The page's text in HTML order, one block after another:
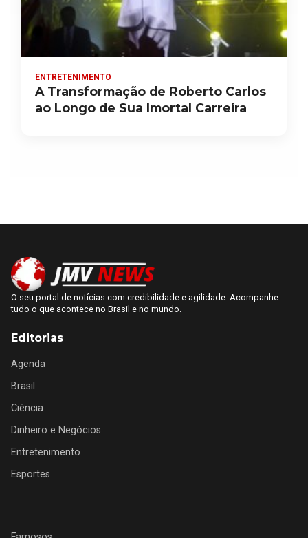
ENTRETENIMENTO
A Transformação de Roberto Carlos
ao Longo de Sua Imortal Carreira
O seu portal de notícias com credibilidade e agilidade. Acompanhe
tudo o que acontece no Brasil e no mundo.
Editorias
Agenda
Brasil
Ciência
Dinheiro e Negócios
Entretenimento
Esportes